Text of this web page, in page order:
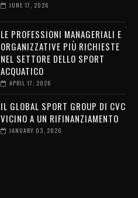
JUNE 17, 2026
LE PROFESSIONI MANAGERIALI E
ORGANIZZATIVE PIÙ RICHIESTE
NEL SETTORE DELLO SPORT
ACQUATICO
APRIL 17, 2026
IL GLOBAL SPORT GROUP DI CVC
VICINO A UN RIFINANZIAMENTO
JANUARY 03, 2026